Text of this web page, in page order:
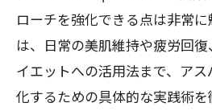
ローチを強化できる点は非常
は、日常の美肌維持や疲労回
イエットへの活用法まで、ア
化するための具体的な実践術